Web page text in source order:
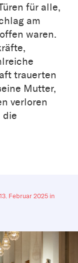
für alle,
am
waren.
trauerten
Mutter,
verloren
die
Februar 2025 in